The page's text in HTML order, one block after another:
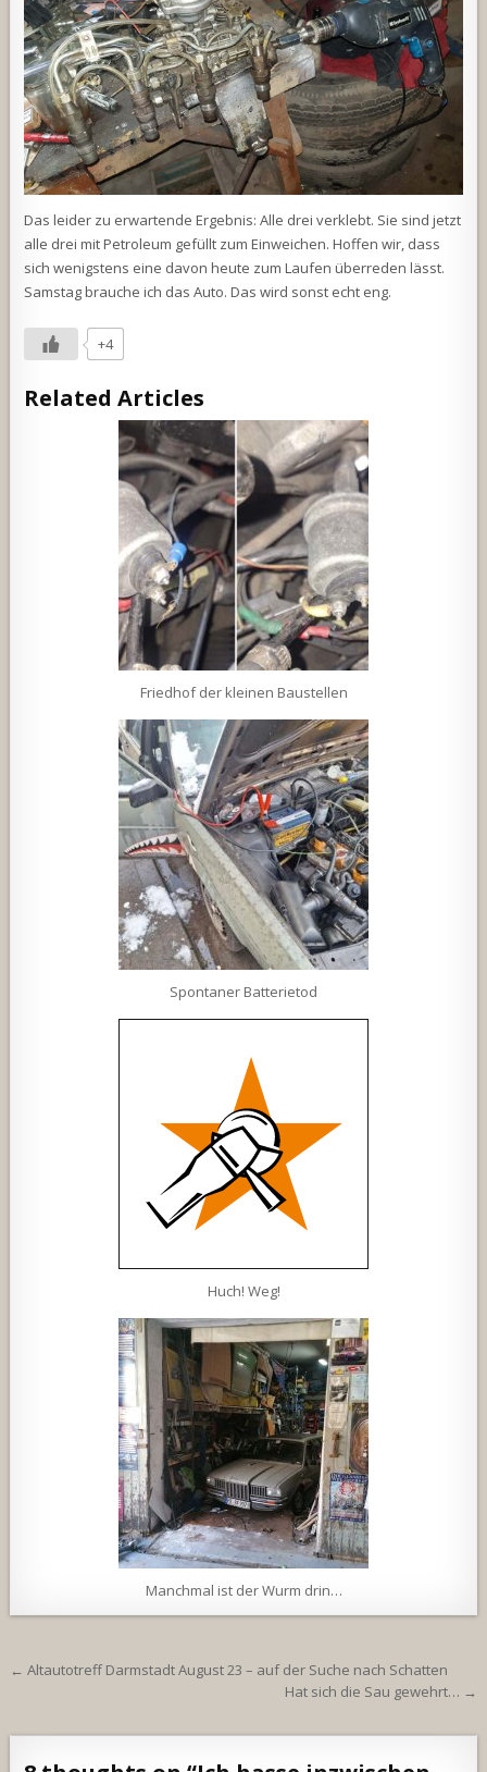
Das leider zu erwartende Ergebnis: Alle drei verklebt. Sie sind jetzt
alle drei mit Petroleum gefüllt zum Einweichen. Hoffen wir, dass
sich wenigstens eine davon heute zum Laufen überreden lässt.
Samstag brauche ich das Auto. Das wird sonst echt eng.
+4
Related Articles
Friedhof der kleinen Baustellen
Spontaner Batterietod
Huch! Weg!
Manchmal ist der Wurm drin…
Beitragsnavigation
← Altautotreff Darmstadt August 23 – auf der Suche nach Schatten
Hat sich die Sau gewehrt… →